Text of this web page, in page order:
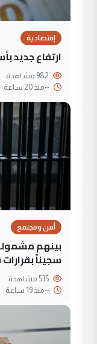
إقتصادية
ارتفاع جديد
--منذ 20 ساعة
أمن ومجتمع
سجيناً
--منذ 19 ساعة